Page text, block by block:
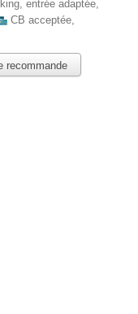
entrée adaptée,
CB acceptée,
recommande